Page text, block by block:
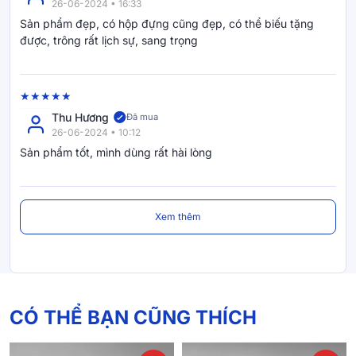
Đến nay, Vua Nệm đã sở hữu hơn 150 cửa hàng trải dài từ
Amando, Liên Á, Kim Cương, Gummi, Goodnight,…
26-06-2024 • 16:33
Sản phẩm đẹp, có hộp đựng cũng đẹp, có thể biếu tặng
được, trông rất lịch sự, sang trọng
Thu Hương Đã mua
26-06-2024 • 10:12
Sản phẩm tốt, mình dùng rất hài lòng
Xem thêm
CÓ THỂ BẠN CŨNG THÍCH